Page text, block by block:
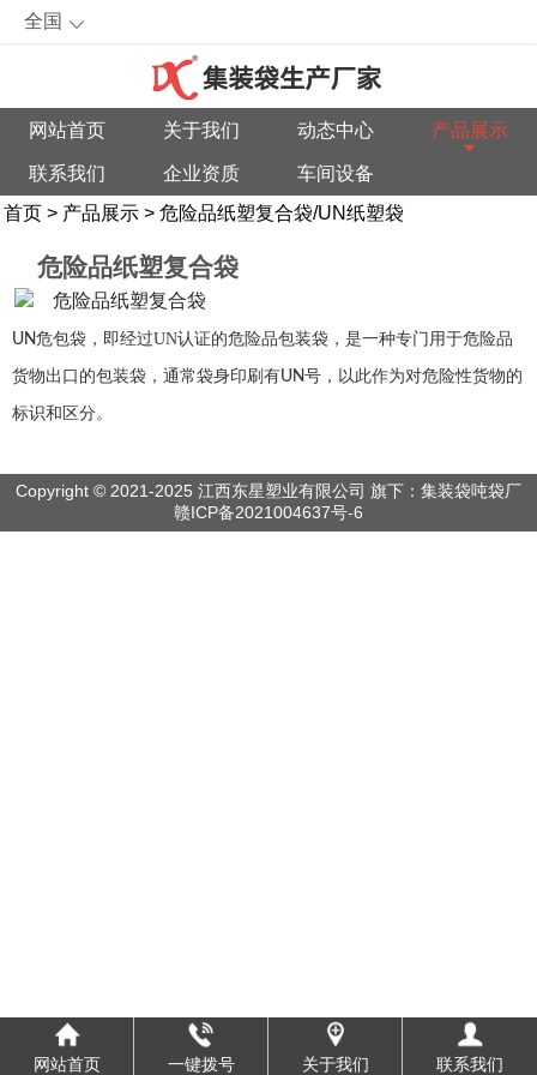
全国
网站首页 关于我们 动态中心 产品展示
联系我们 企业资质
车间设备
首页 > 产品展示 > 危险品纸塑复合袋/UN纸塑袋
危险品纸塑复合袋
UN危包袋，即经过UN认证的危险品包装袋 ，是一种专门用于危险品
货物出口的包装袋，通常袋身印刷有UN号，以此作为对危险性货物的
标识和区分。
Copyright © 2021-2025 江西东星塑业有限公司 旗下：集装袋吨袋厂
赣ICP备2021004637号-6
网站首页 一键拨号 关于我们 联系我们